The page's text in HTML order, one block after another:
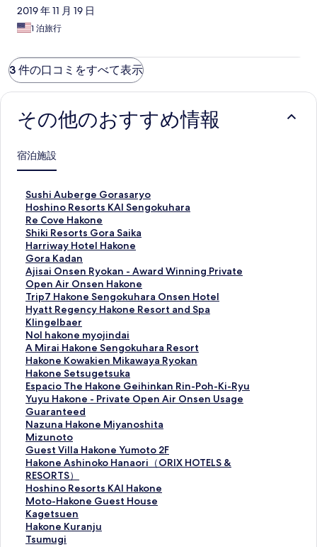
2019 年 11 月 19 日
1 泊旅行
3 件の口コミをすべて表示
その他のおすすめ情報
宿泊施設
Sushi Auberge Gorasaryo
S
u
s
h
i
A
u
b
e
r
g
e
G
o
r
a
s
a
r
y
o
の
ペ
ー
ジ
を
開
く
Hoshino Resorts KAI Sengokuhara
H
o
s
h
i
n
o
R
e
s
o
r
t
s
K
A
I
S
e
n
g
o
k
u
h
a
r
Re Cove Hakone
R
e
C
o
v
e
H
a
k
o
n
e
の
ペ
ー
ジ
を
開
く
リ
ン
ク
Shiki Resorts Gora Saika
S
h
i
k
i
R
e
s
o
r
t
s
G
o
r
a
S
a
i
k
a
の
ペ
ー
ジ
Harriway Hotel Hakone
H
a
r
r
i
w
a
y
H
o
t
e
l
H
a
k
o
n
e
の
ペ
ー
ジ
を
Gora Kadan
G
o
r
a
K
a
d
a
n
の
ペ
ー
ジ
を
開
く
リ
ン
ク
Ajisai Onsen Ryokan - Award Winning Private
Open Air Onsen Hakone
A
j
i
s
a
i
O
n
s
e
n
R
y
o
k
a
n
-
A
w
a
r
Trip7 Hakone Sengokuhara Onsen Hotel
T
r
i
p
7
H
a
k
o
n
e
S
e
n
g
o
k
u
h
a
Hyatt Regency Hakone Resort and Spa
H
y
a
t
t
R
e
g
e
n
c
y
H
a
k
o
n
e
R
Klingelbaer
K
l
i
n
g
e
l
b
a
e
r
の
ペ
ー
ジ
を
開
く
Nol hakone myojindai
N
o
l
h
a
k
o
n
e
m
y
o
j
i
n
d
a
A Mirai Hakone Sengokuhara Resort
A
M
i
r
a
i
H
a
k
o
n
e
S
e
n
g
Hakone Kowakien Mikawaya Ryokan
H
a
k
o
n
e
K
o
w
a
k
i
e
n
M
Hakone Setsugetsuka
H
a
k
o
n
e
S
e
t
s
u
g
e
t
Espacio The Hakone Geihinkan Rin-Poh-Ki-Ryu
E
s
p
a
c
i
o
T
h
e
H
a
k
Yuyu Hakone - Private Open Air Onsen Usage
Guaranteed
Y
u
y
u
H
a
k
o
n
e
-
P
Nazuna Hakone Miyanoshita
N
a
z
u
n
a
H
a
k
o
Mizunoto
M
i
z
u
n
o
t
o
の
Guest Villa Hakone Yumoto 2F
G
u
e
s
t
V
i
l
Hakone Ashinoko Hanaori（ORIX HOTELS &
RESORTS）
H
a
k
o
n
e
A
Hoshino Resorts KAI Hakone
H
o
s
h
i
Moto-Hakone Guest House
M
o
t
o
Kagetsuen
K
a
g
Hakone Kuranju
H
a
Tsumugi
T